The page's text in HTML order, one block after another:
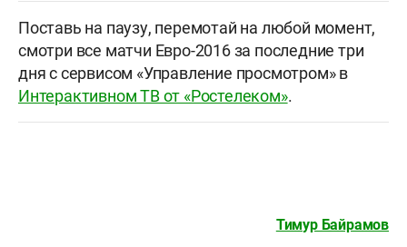
Поставь на паузу, перемотай на любой момент,
смотри все матчи Евро-2016 за последние три
дня с сервисом «Управление просмотром» в
Интерактивном ТВ от «Ростелеком».
Тимур Байрамов